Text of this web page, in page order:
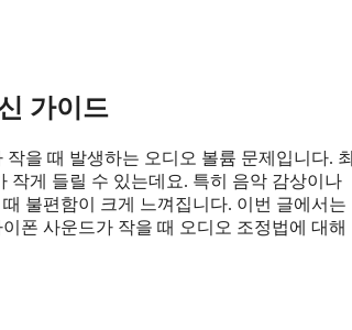
가이드
을 때 발생하는 오디오 볼륨 문제입니다. 최
작게 들릴 수 있는데요. 특히 음악 감상이나
불편함이 크게 느껴집니다. 이번 글에서는
폰 사운드가 작을 때 오디오 조정법에 대해